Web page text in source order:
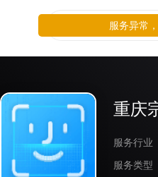
重庆
服务行业
服务类型
服务异常